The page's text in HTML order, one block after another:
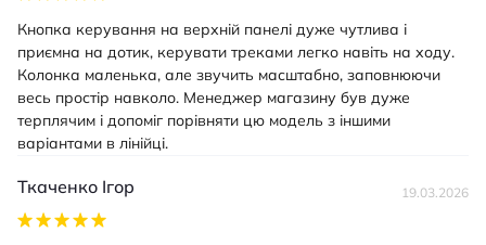
Кнопка керування на верхній панелі дуже чутлива і
приємна на дотик, керувати треками легко навіть на ходу.
Колонка маленька, але звучить масштабно, заповнюючи
весь простір навколо. Менеджер магазину був дуже
терплячим і допоміг порівняти цю модель з іншими
варіантами в лінійці.
Ткаченко Ігор 19.03.2026